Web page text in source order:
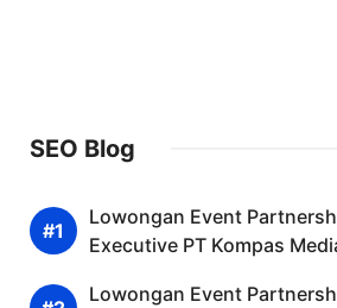
SEO Blog
Lowongan Event
Executive PT Kompas
Lowongan Event